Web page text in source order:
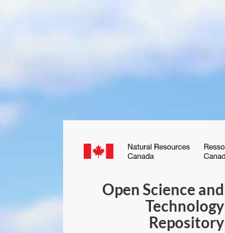
Canada.ca
Open Science and
Technology
Repository